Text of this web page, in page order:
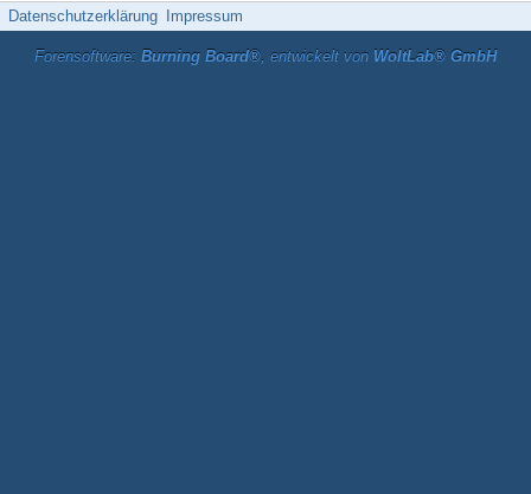
Datenschutzerklärung Impressum
Forensoftware: Burning Board®, entwickelt von WoltLab® GmbH